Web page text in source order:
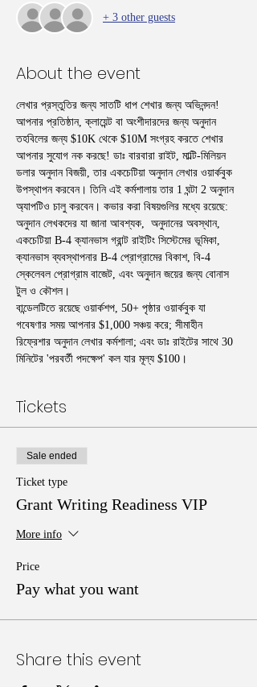
+ 3 other guests
About the event
লেখার প্রস্তুতির জন্য সাতটি ধাপ শেখার জন্য অভিনন্দন!
আপনার প্রতিষ্ঠান, ক্লায়েন্ট বা অংশীদারদের জন্য অনুদান
তহবিলের জন্য $10K থেকে $10M সংগ্রহ করতে শেখার
আপনার সুযোগ নক করছে! ডাঃ বারবারা রাইট, মাল্টি-মিলিয়ন
ডলার অনুদান বিজয়ী, তার একচেটিয়া অনুদান লেখার ওয়ার্কবুক
উপস্থাপন করবেন। তিনি এই কর্মশালায় তার 1 ঘন্টা 2 অনুদান
অ্যাপটিও চালু করবেন। কভার করা বিষয়গুলির মধ্যে রয়েছে:
অনুদান লেখকদের যা জানা আবশ্যক,  অনুদানের অবস্থান,
একচেটিয়া B-4 ক্যানভাস গ্রান্ট রাইটিং সিস্টেমের ভূমিকা,
ক্যানভাস ব্যবস্থাপনার B-4 প্রোগ্রামের বিকাশ, বি-4
স্কেলেবল প্রোগ্রাম বাজেট, এবং অনুদান জয়ের জন্য বোনাস
টুল ও কৌশল।
বান্ডেলটিতে রয়েছে ওয়ার্কশপ, 50+ পৃষ্ঠার ওয়ার্কবুক যা
গবেষণার সময় আপনার $1,000 সঞ্চয় করে; সীমাহীন
রিফ্রেশার অনুদান লেখার কর্মশালা; এবং ডাঃ রাইটের সাথে 30
মিনিটের 'পরবর্তী পদক্ষেপ' কল যার মূল্য $100।
Tickets
Sale ended
Ticket type
Grant Writing Readiness VIP
More info
Price
Pay what you want
Share this event